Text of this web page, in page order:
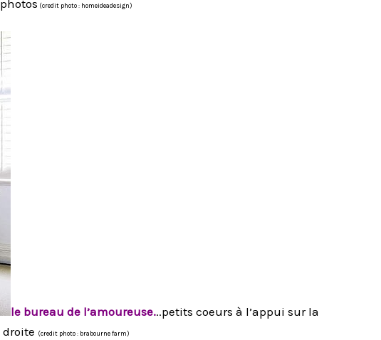
photos (credit photo : homeideadesign)
le bureau de l’amoureuse...petits coeurs à l’appui sur la
droite (credit photo : brabourne farm)